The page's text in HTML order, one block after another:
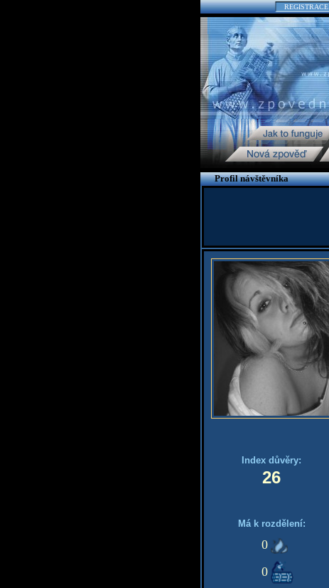
REGISTRACE
Profil návštěvníka
Index důvěry:
26
Má k rozdělení:
0
0